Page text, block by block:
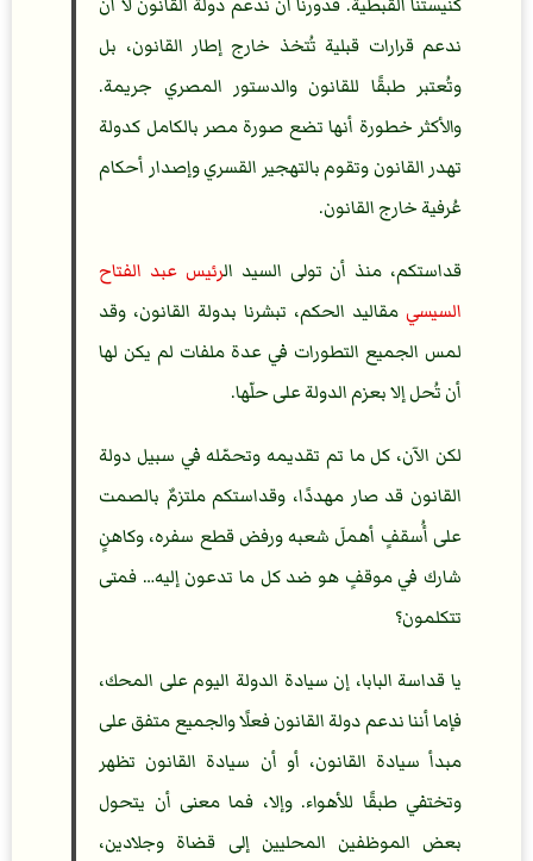
ندعم قرارات قبلية تُتخذ خارج إطار القانون، بل
وتُعتبر طبقًا للقانون والدستور المصري جريمة.
والأكثر خطورة أنها تضع صورة مصر بالكامل كدولة
تهدر القانون وتقوم بالتهجير القسري وإصدار أحكام
عُرفية خارج القانون.
قداستكم، منذ أن تولى السيد الرئيس عبد الفتاح
السيسي مقاليد الحكم، تبشرنا بدولة القانون، وقد
لمس الجميع التطورات في عدة ملفات لم يكن لها
أن تُحل إلا بعزم الدولة على حلّها.
لكن الآن، كل ما تم تقديمه وتحمّله في سبيل دولة
القانون قد صار مهددًا، وقداستكم ملتزمٌ بالصمت
على أُسقفٍ أهملَ شعبه ورفض قطع سفره، وكاهنٍ
شارك في موقفٍ هو ضد كل ما تدعون إليه… فمتى
تتكلمون؟
يا قداسة البابا، إن سيادة الدولة اليوم على المحك،
فإما أننا ندعم دولة القانون فعلًا والجميع متفق على
مبدأ سيادة القانون، أو أن سيادة القانون تظهر
وتختفي طبقًا للأهواء. وإلا، فما معنى أن يتحول
بعض الموظفين المحليين إلى قضاة وجلادين،